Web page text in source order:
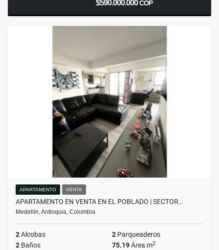
$590.000.000COP
APARTAMENTO VENTA
APARTAMENTO EN VENTA EN EL POBLADO | SECTOR…
Medellín, Antioquia, Colombia
2Alcobas 2 Parqueaderos
2 Baños 75.19Área m2